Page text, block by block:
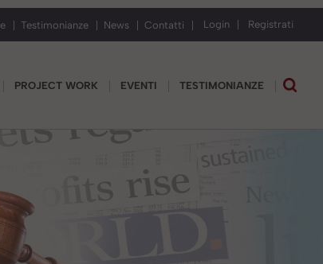
Testimonianze News Contatti Login Registrati
PROJECT WORK EVENTI TESTIMONIANZE